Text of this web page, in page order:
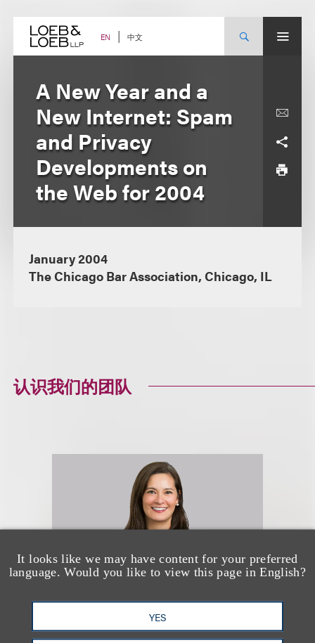
content EN 中文
It looks like we may have content for your preferred
language. Would you like to view this page in English?
YES
A New Year and a
New Internet: Spam
and Privacy
Developments on
the Web for 2004
January 2004
The Chicago Bar Association, Chicago, IL
认识我们的团队
Nerissa Coyle McGinn